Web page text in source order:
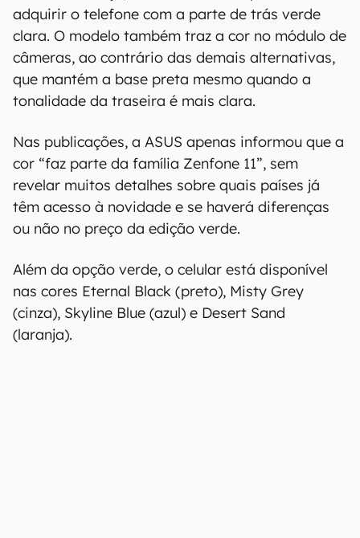
00:00/04:51
Com a mudança, os consumidores podem
adquirir o telefone com a parte de trás verde
clara. O modelo também traz a cor no módulo de
que mantém a base preta mesmo quando a
tonalidade da traseira é mais clara.
Nas publicações, a ASUS apenas informou que a